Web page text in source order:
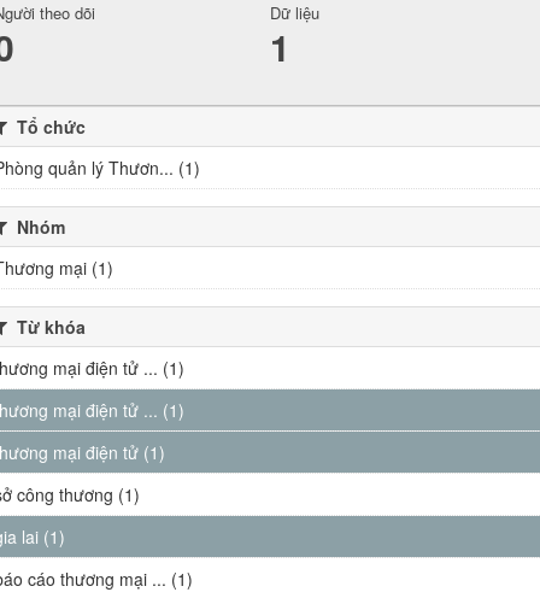
theo dõi Dữ liệu
1
Tổ chức
quản lý Thươn... (1)
Nhóm
mại (1)
Từ khóa
mại điện tử ... (1)
mại điện tử ... (1)
mại điện tử (1)
công thương (1)
lai (1)
cáo thương mại ... (1)